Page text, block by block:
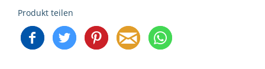
Produkt teilen